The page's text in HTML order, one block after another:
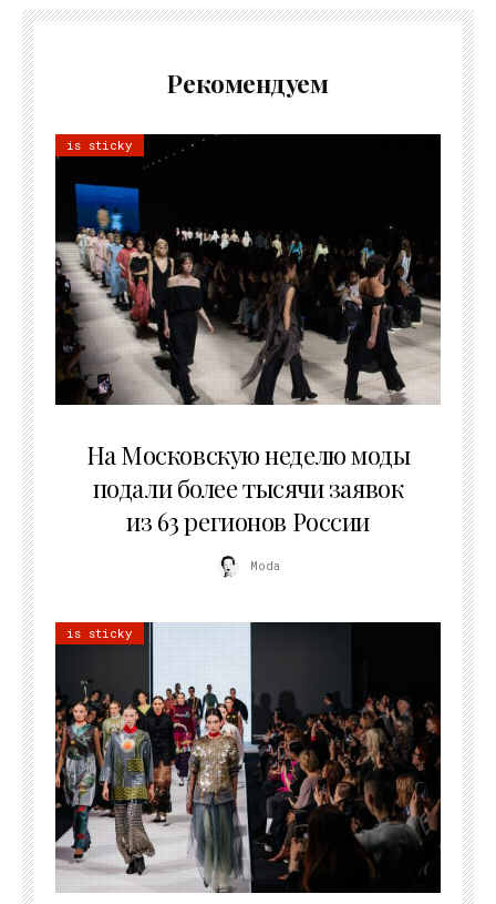
Рекомендуем
is sticky
На Московскую неделю моды
подали более тысячи заявок
из 63 регионов России
Moda
is sticky